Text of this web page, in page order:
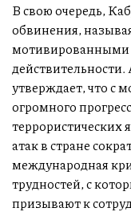
В свою очередь,
обвинения,
мотивированными
утверждает, что с
огромного
террористических
атак в стране
международная
трудностей, с
призывают к